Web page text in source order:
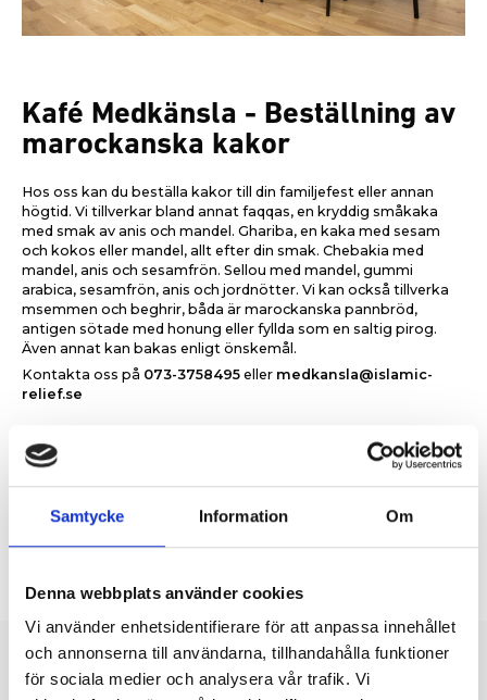
Samtycke Information Om
Denna webbplats använder cookies
Vi använder enhetsidentifierare för att anpassa innehållet
och annonserna till användarna, tillhandahålla funktioner
för sociala medier och analysera vår trafik. Vi
Kafé Medkänsla - Beställning av
marockanska kakor
Hos oss kan du beställa kakor till din familjefest eller annan
högtid. Vi tillverkar bland annat faqqas, en kryddig småkaka
med smak av anis och mandel. Ghariba, en kaka med sesam
och kokos eller mandel, allt efter din smak. Chebakia med
mandel, anis och sesamfrön. Sellou med mandel, gummi
arabica, sesamfrön, anis och jordnötter. Vi kan också tillverka
msemmen och beghrir, båda är marockanska pannbröd,
antigen sötade med honung eller fyllda som en saltig pirog.
Även annat kan bakas enligt önskemål.
Kontakta oss på 073-3758495 eller medkansla@islamic-
relief.se
Följ oss för senaste nytt
Visste du att vi har en Facebooksida? Här lägger vi upp menyer